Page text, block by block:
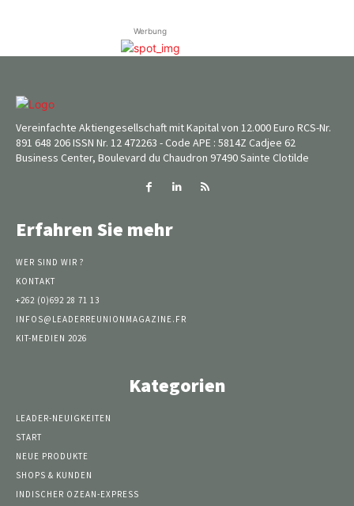
Werbung
Vereinfachte Aktiengesellschaft mit Kapital von 12.000 Euro RCS-Nr.
891 648 206 ISSN Nr. 12 472263 - Code APE : 5814Z Cadjee 62
Business Center, Boulevard du Chaudron 97490 Sainte Clotilde
Erfahren Sie mehr
WER SIND WIR ?
KONTAKT
+262 (0)692 28 71 13
INFOS@LEADERREUNIONMAGAZINE.FR
KIT-MEDIEN 2026
Kategorien
LEADER-NEUIGKEITEN
START
NEUE PRODUKTE
SHOPS & KUNDEN
INDISCHER OZEAN-EXPRESS